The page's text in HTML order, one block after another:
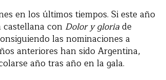
en los últimos tiempos. Si este año
castellana con Dolor y gloriade
las nominaciones a
anteriores han sido Argentina,
año tras año en la gala.